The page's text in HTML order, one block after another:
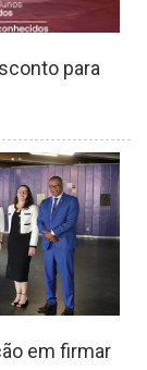
para
em firmar